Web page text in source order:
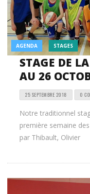
AGENDA STAGES
STAGE DE
AU 26
25 SEPTEMBRE 2018 0
Notre traditionnel
première semaine
par Thibault, Olivier